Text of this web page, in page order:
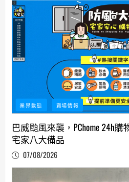
業界動態 賣場情報
巴威颱風來襲，PChome 24h
宅家八大備品
07/08/2026